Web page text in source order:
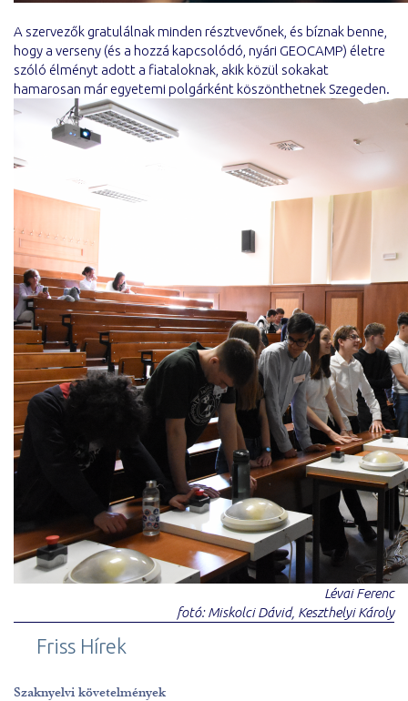
A szervezők gratulálnak minden résztvevőnek, és bíznak benne,
hogy a verseny (és a hozzá kapcsolódó, nyári GEOCAMP) életre
szóló élményt adott a fiataloknak, akik közül sokakat
hamarosan már egyetemi polgárként köszönthetnek Szegeden.
Lévai Ferenc
fotó: Miskolci Dávid, Keszthelyi Károly
Friss Hírek
Szaknyelvi követelmények